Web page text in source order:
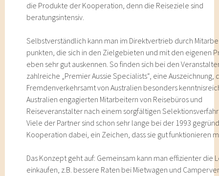
die Produkte der Kooperation, denn die Reiseziele sind
beratungsintensiv.
Selbstverständlich kann man im Direktvertrieb durch
punkten, die sich in den Zielgebieten und mit den eigenen
eben sehr gut auskennen. So finden sich bei den
zahlreiche „Premier Aussie Specialists“, eine Auszeichnung,
Fremdenverkehrsamt von Australien besonders
Australien engagierten Mitarbeitern von Reisebüros und
Reiseveranstalter nach einem sorgfältigen
Viele der Partner sind schon sehr lange bei der 1993
Kooperation dabei, ein Zeichen, dass sie gut funktionieren
Das Konzept geht auf: Gemeinsam kann man effizienter die
einkaufen, z.B. bessere Raten bei Mietwagen und